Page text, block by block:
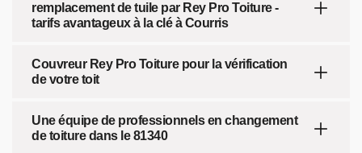
remplacement de tuile par Rey Pro Toiture -
tarifs avantageux à la clé à Courris
Couvreur Rey Pro Toiture pour la vérification
de votre toit
Une équipe de professionnels en changement
de toiture dans le 81340